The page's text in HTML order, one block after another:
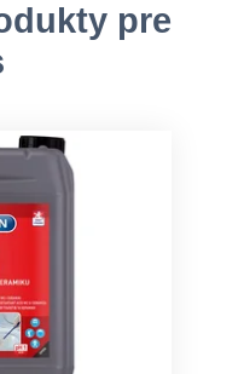
pre